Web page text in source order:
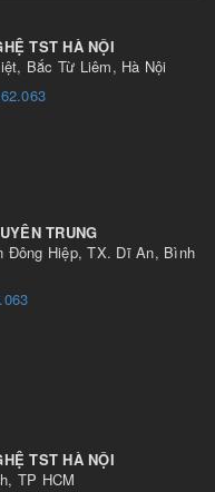
TST HÀ NỘI
Bắc Từ Liêm, Hà Nội
TRUNG
Đông Hiệp, TX. Dĩ An, Bình
TST HÀ NỘI
TP HCM